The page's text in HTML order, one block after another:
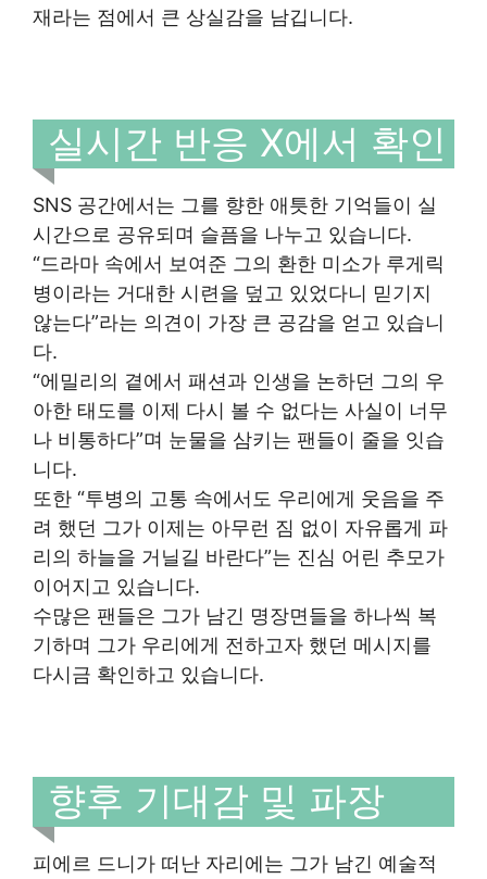
재라는 점에서 큰 상실감을 남깁니다.
실시간 반응 X에서 확인
SNS 공간에서는 그를 향한 애틋한 기억들이 실
시간으로 공유되며 슬픔을 나누고 있습니다.
“드라마 속에서 보여준 그의 환한 미소가 루게릭
병이라는 거대한 시련을 덮고 있었다니 믿기지
않는다”라는 의견이 가장 큰 공감을 얻고 있습니
다.
“에밀리의 곁에서 패션과 인생을 논하던 그의 우
아한 태도를 이제 다시 볼 수 없다는 사실이 너무
나 비통하다”며 눈물을 삼키는 팬들이 줄을 잇습
니다.
또한 “투병의 고통 속에서도 우리에게 웃음을 주
려 했던 그가 이제는 아무런 짐 없이 자유롭게 파
리의 하늘을 거닐길 바란다”는 진심 어린 추모가
이어지고 있습니다.
수많은 팬들은 그가 남긴 명장면들을 하나씩 복
기하며 그가 우리에게 전하고자 했던 메시지를
다시금 확인하고 있습니다.
향후 기대감 및 파장
피에르 드니가 떠난 자리에는 그가 남긴 예술적